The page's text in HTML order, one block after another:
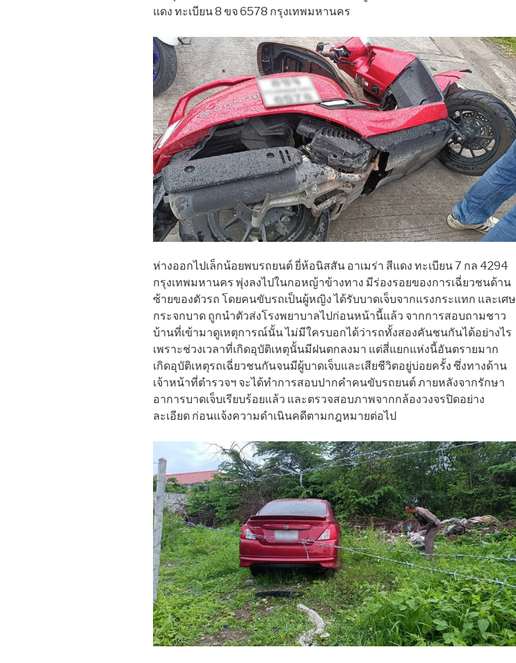
แดง ทะเบียน 8 ขจ 6578 กรุงเทพมหานคร
ห่างออกไปเล็กน้อยพบรถยนต์ ยี่ห้อนิสสัน อาเมร่า สีแดง ทะเบียน 7 กล 4294
กรุงเทพมหานคร พุ่งลงไปในกอหญ้าข้างทาง มีร่องรอยของการเฉี่ยวชนด้าน
ซ้ายของตัวรถ โดยคนขับรถเป็นผู้หญิง ได้รับบาดเจ็บจากแรงกระแทก และเศษ
กระจกบาด ถูกนำตัวส่งโรงพยาบาลไปก่อนหน้านี้แล้ว จากการสอบถามชาว
บ้านที่เข้ามาดูเหตุการณ์นั้น ไม่มีใครบอกได้ว่ารถทั้งสองคันชนกันได้อย่างไร
เพราะช่วงเวลาที่เกิดอุบัติเหตุนั้นมีฝนตกลงมา แต่สี่แยกแห่งนี้อันตรายมาก
เกิดอุบัติเหตุรถเฉี่ยวชนกันจนมีผู้บาดเจ็บและเสียชีวิตอยู่บ่อยครั้ง ซึ่งทางด้าน
เจ้าหน้าที่ตำรวจฯ จะได้ทำการสอบปากคำคนขับรถยนต์ ภายหลังจากรักษา
อาการบาดเจ็บเรียบร้อยแล้ว และตรวจสอบภาพจากกล้องวงจรปิดอย่าง
ละเอียด ก่อนแจ้งความดำเนินคดีตามกฎหมายต่อไป